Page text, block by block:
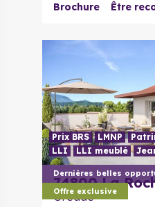
Brochure Être
Dernières belles
Offre exclusive
Prix BRS LMNP
LLI
LLI meublé
74800 La
Oréade